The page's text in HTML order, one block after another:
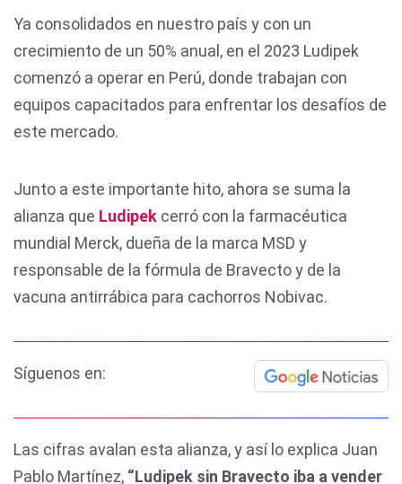
Ya consolidados en nuestro país y con un
crecimiento de un 50% anual, en el 2023 Ludipek
comenzó a operar en Perú, donde trabajan con
equipos capacitados para enfrentar los desafíos de
este mercado.
Junto a este importante hito, ahora se suma la
alianza que Ludipek cerró con la farmacéutica
mundial Merck, dueña de la marca MSD y
responsable de la fórmula de Bravecto y de la
vacuna antirrábica para cachorros Nobivac.
Síguenos en:
Las cifras avalan esta alianza, y así lo explica Juan
Pablo Martínez, “Ludipek sin Bravecto iba a vender